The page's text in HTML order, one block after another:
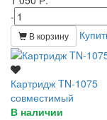
-
В корзину
Картридж TN-1075
совместимый
В наличии